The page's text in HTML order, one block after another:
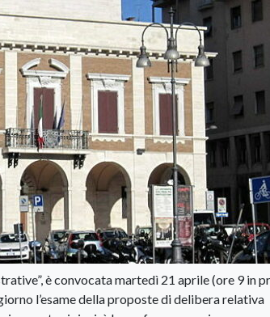
è convocata martedì 21 aprile (ore 9 in
l’esame della proposte di delibera relativa